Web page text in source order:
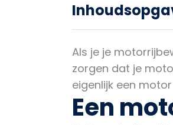
Als je je
zorgen dat je
eigenlijk een
Een